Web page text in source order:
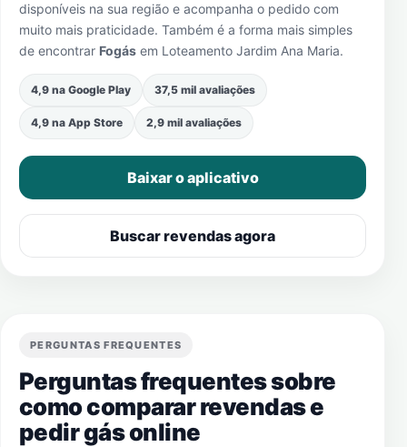
disponíveis na sua região e acompanha o pedido com
muito mais praticidade. Também é a forma mais simples
de encontrar Fogás em Loteamento Jardim Ana Maria.
4,9 na Google Play 37,5 mil avaliações
4,9 na App Store 2,9 mil avaliações
Baixar o aplicativo
Buscar revendas agora
PERGUNTAS FREQUENTES
Perguntas frequentes sobre
como comparar revendas e
pedir gás online